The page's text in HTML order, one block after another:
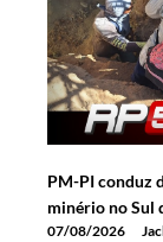
PM-PI conduz
minério no Sul
07/08/2026